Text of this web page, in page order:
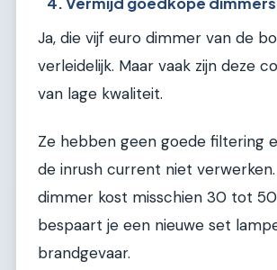
Ja, die vijf euro dimmer van de
verleidelijk. Maar vaak zijn deze
van lage kwaliteit.
Ze hebben geen goede filtering
de inrush current niet
dimmer kost misschien 30 tot
bespaart je een nieuwe set
brandgevaar.